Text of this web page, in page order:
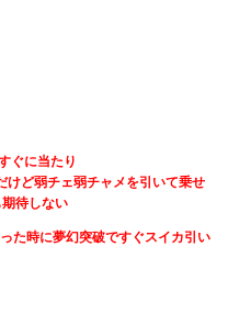
ぐに当たり
ど弱チェ弱チャメを引いて乗せ
待しない
た時に夢幻突破ですぐスイカ引い